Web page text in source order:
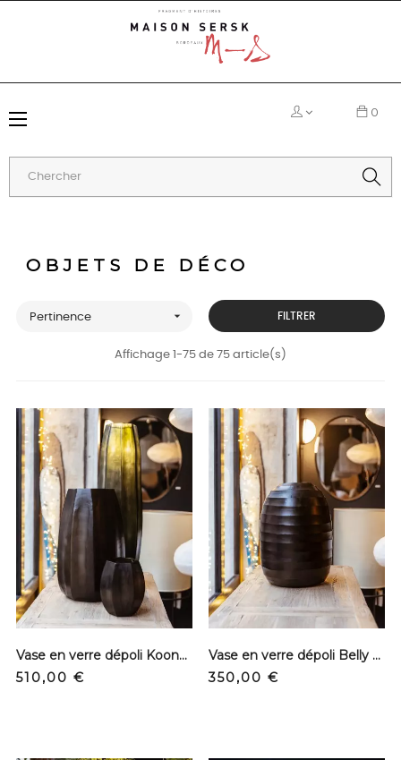
Basculer
navigation
☰
0
OBJETS DE DÉCO
Pertinence  FILTRER
Affichage 1-75 de 75 article(s)
Vase en verre dépoli Koonam - Smoke grey - XL
Prix
510,00 €
Vase en verre dépoli Belly Enorm - Dark
Prix
350,00 €